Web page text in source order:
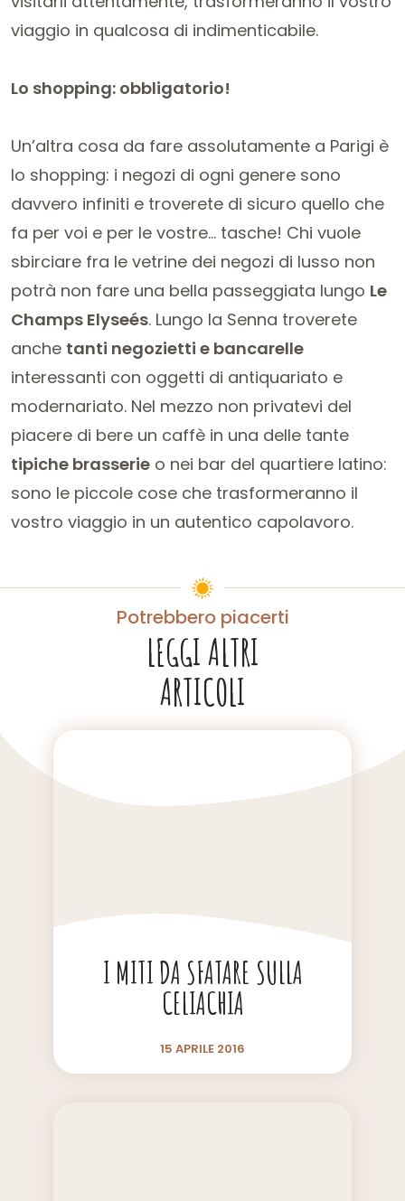
viaggio in qualcosa di indimenticabile.
Lo shopping: obbligatorio!
Un’altra cosa da fare assolutamente a Parigi è
lo shopping: i negozi di ogni genere sono
davvero infiniti e troverete di sicuro quello che
fa per voi e per le vostre… tasche! Chi vuole
sbirciare fra le vetrine dei negozi di lusso non
potrà non fare una bella passeggiata lungo Le
Champs Elyseés. Lungo la Senna troverete
anche tanti negozietti e bancarelle
interessanti con oggetti di antiquariato e
modernariato. Nel mezzo non privatevi del
piacere di bere un caffè in una delle tante
tipiche brasserie o nei bar del quartiere latino:
sono le piccole cose che trasformeranno il
vostro viaggio in un autentico capolavoro.
Potrebbero piacerti
LEGGI ALTRI
ARTICOLI
I MITI DA SFATARE SULLA
CELIACHIA
15 APRILE 2016